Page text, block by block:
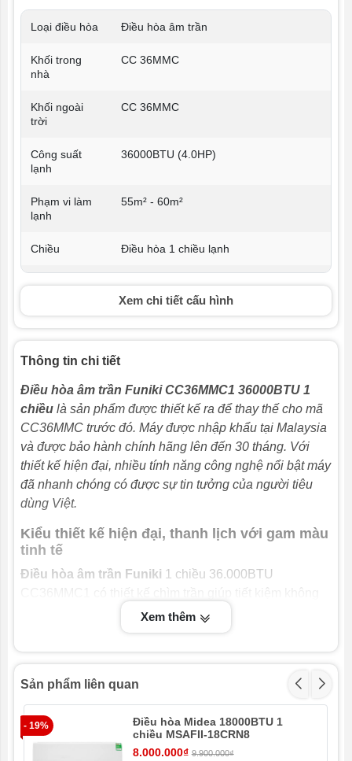
Loại điều hòa Điều hòa âm trần
Khối trong
nhà
CC 36MMC
Khối ngoài
trời
CC 36MMC
Công suất
lạnh
36000BTU (4.0HP)
Phạm vi làm
lạnh
55m² - 60m²
Chiều Điều hòa 1 chiều lạnh
Môi chất làm
lạnh
R410A
Điện áp vào 1 pha - 220V/3 pha - 380V
Công suất
tiêu thụ trung
bình
4.000kWh
Kích thước
(R x S x C)
khối ngoài trời
Xem chi tiết cấu hình
Thông tin chi tiết
Điều hòa âm trần Funiki CC36MMC1 36000BTU 1
chiều là sản phẩm được thiết kế ra để thay thế cho mã
CC36MMC trước đó. Máy được nhập khẩu tại Malaysia
và được bảo hành chính hãng lên đến 30 tháng. Với
thiết kế hiện đại, nhiều tính năng công nghệ nổi bật máy
đã nhanh chóng có được sự tin tưởng của người tiêu
dùng Việt.
Kiểu thiết kế hiện đại, thanh lịch với gam màu
tinh tế
Điều hòa âm trần Funiki 1 chiều 36.000BTU
gian, tăng tính thẩm mỹ cho căn phòng. Tông màu trắng
nhã nhặn giúp bạn có thể dễ dàng kết hợp với mọi
không gian nội thất khác nhau.
Làm lạnh nhanh tức thì với chế độ Powerfull
Chế độ Powerful giúp đẩy công suất máy nén và quạt
dàn lạnh lên tối đa gần như tức thì sau khi bật máy.
Xem thêm
Sản phẩm liên quan
- 19%
Điều hòa Midea 18000BTU 1
chiều MSAFII-18CRN8
8.000.000₫ 9.900.000₫